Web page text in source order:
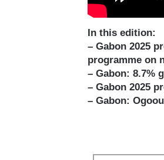
In this edition:
– Gabon 2025
programme on
– Gabon: 8.7%
– Gabon 2025
– Gabon: